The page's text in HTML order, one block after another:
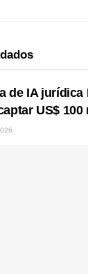
de IA jurídica
US$ 100